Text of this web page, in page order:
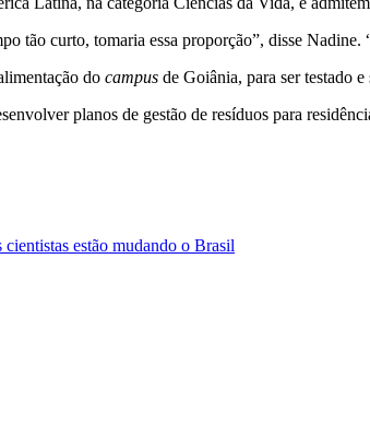
tão curto, tomaria essa proporção”, disse
do campus de Goiânia, para ser testado
planos de gestão de resíduos para
estão mudando o Brasil